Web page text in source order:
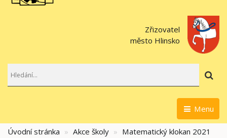
Zřizovatel
město Hlinsko
Menu
Úvodní stránka Akce školy
Matematický klokan 2021